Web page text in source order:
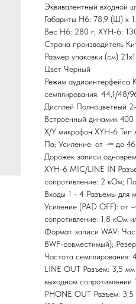
Эквивалентный входной
Габариты H6: 78,9 (Ш) x
Вес H6: 280 г; XYH-6:
Страна производитель
Размер упаковки (см)
Цвет Черный
Режим аудиоинтерфейса
семплирования: 44,1/48/
Дисплей Полноцветный
Встроенный динамик
X/Y микрофон XYH-6 Тип
Па; Усиление: от -∞ до
Дорожек записи
XYH-6 MIC/LINE IN
сопротивление: 2 кОм;
Входы 1 - 4 Разъемы для
Усиление (PAD OFF): от
сопротивление: 1,8 кОм
Формат записи WAV:
BWF-совместимый);
Частота
LINE OUT Разъем: 3,5 мм
выходном
PHONE OUT Разъем: 3,5